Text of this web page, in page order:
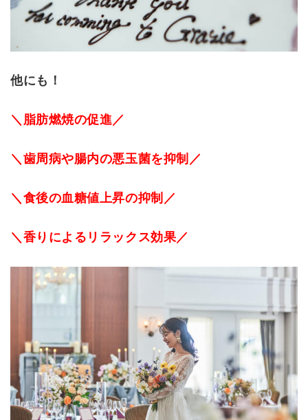
他にも！
＼脂肪燃焼の促進／
＼歯周病や腸内の悪玉菌を抑制／
＼食後の血糖値上昇の抑制／
＼香りによるリラックス効果／